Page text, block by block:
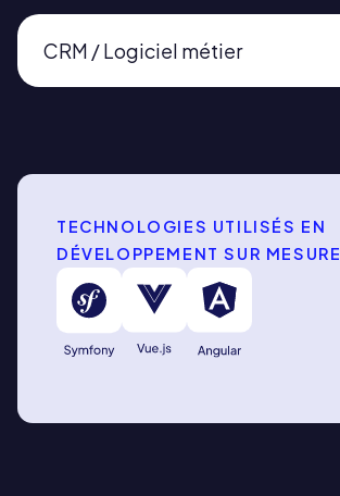
CRM / Logiciel métier
TECHNOLOGIES UTILISÉS EN
DÉVELOPPEMENT SUR MESURE